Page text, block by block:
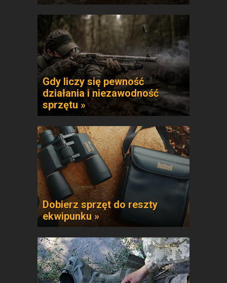
Gdy liczy się pewność
działania i niezawodność
sprzętu »
Dobierz sprzęt do reszty
ekwipunku »